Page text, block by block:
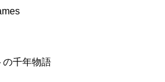
の千年物語